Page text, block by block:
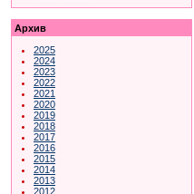
Архив
2025
2024
2023
2022
2021
2020
2019
2018
2017
2016
2015
2014
2013
2012